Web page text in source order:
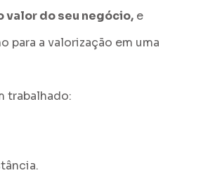
valor do seu negócio, e
para a valorização em uma
trabalhado: